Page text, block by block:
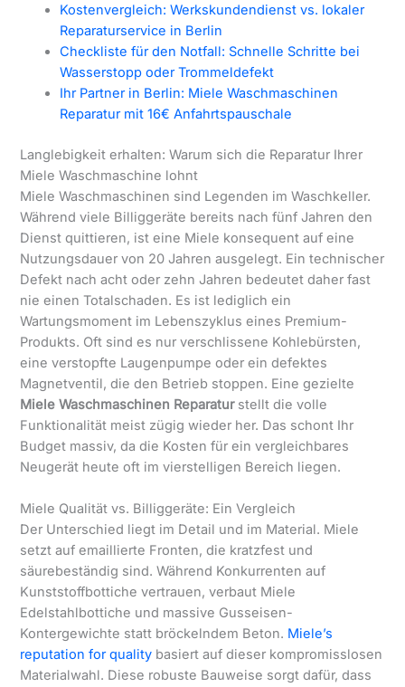
Kostenvergleich: Werkskundendienst vs. lokaler
Reparaturservice in Berlin
Checkliste für den Notfall: Schnelle Schritte bei
Wasserstopp oder Trommeldefekt
Ihr Partner in Berlin: Miele Waschmaschinen
Reparatur mit 16€ Anfahrtspauschale
Langlebigkeit erhalten: Warum sich die Reparatur Ihrer
Miele Waschmaschine lohnt
Miele Waschmaschinen sind Legenden im Waschkeller.
Während viele Billiggeräte bereits nach fünf Jahren den
Dienst quittieren, ist eine Miele konsequent auf eine
Nutzungsdauer von 20 Jahren ausgelegt. Ein technischer
Defekt nach acht oder zehn Jahren bedeutet daher fast
nie einen Totalschaden. Es ist lediglich ein
Wartungsmoment im Lebenszyklus eines Premium-
Produkts. Oft sind es nur verschlissene Kohlebürsten,
eine verstopfte Laugenpumpe oder ein defektes
Magnetventil, die den Betrieb stoppen. Eine gezielte
Miele Waschmaschinen Reparaturstellt die volle
Funktionalität meist zügig wieder her. Das schont Ihr
Budget massiv, da die Kosten für ein vergleichbares
Neugerät heute oft im vierstelligen Bereich liegen.
Miele Qualität vs. Billiggeräte: Ein Vergleich
Der Unterschied liegt im Detail und im Material. Miele
setzt auf emaillierte Fronten, die kratzfest und
säurebeständig sind. Während Konkurrenten auf
Kunststoffbottiche vertrauen, verbaut Miele
Edelstahlbottiche und massive Gusseisen-
Kontergewichte statt bröckelndem Beton. Miele’s
reputation for quality basiert auf dieser kompromisslosen
Materialwahl. Diese robuste Bauweise sorgt dafür, dass